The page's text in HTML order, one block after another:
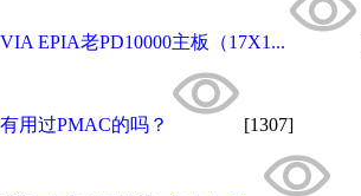
VIA EPIA老PD10000主板（17X1...
有用过PMAC的吗？ [1307]